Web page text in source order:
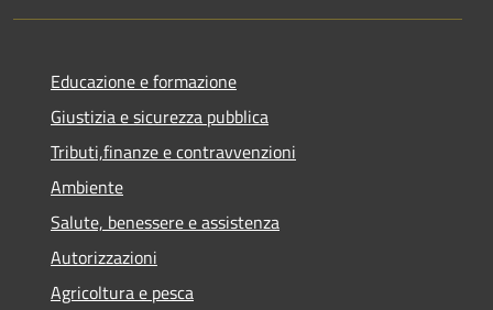
Educazione e formazione
Giustizia e sicurezza pubblica
Tributi,finanze e contravvenzioni
Ambiente
Salute, benessere e assistenza
Autorizzazioni
Agricoltura e pesca